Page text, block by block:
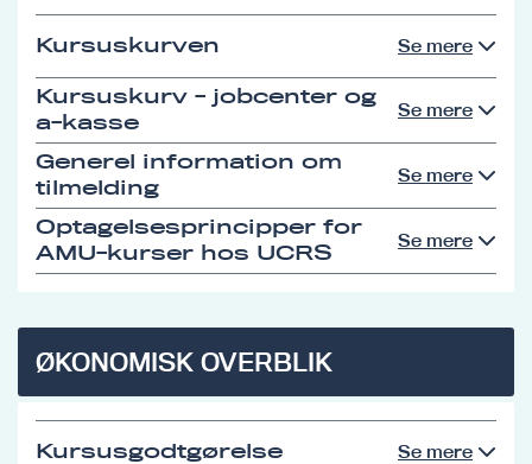
Kursuskurven Se mere
Kursuskurv - jobcenter og
a-kasse
Se mere
Generel information om
tilmelding
Se mere
Optagelsesprincipper for
AMU-kurser hos UCRS
Se mere
ØKONOMISK OVERBLIK
Kursusgodtgørelse Se mere